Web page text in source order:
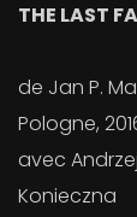
THE LAST
de Jan P.
Pologne,
avec
Konieczna